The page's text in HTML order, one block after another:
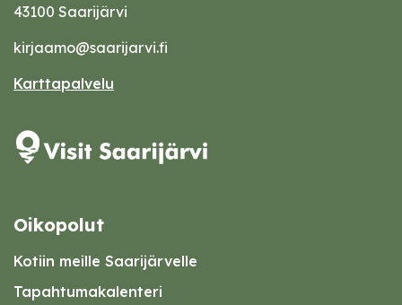
43100 Saarijärvi
kirjaamo@saarijarvi.fi
Karttapalvelu
Oikopolut
Kotiin meille Saarijärvelle
Tapahtumakalenteri